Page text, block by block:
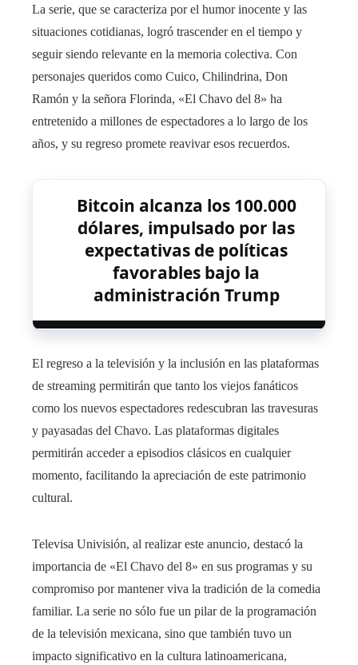
La serie, que se caracteriza por el humor inocente y las
situaciones cotidianas, logró trascender en el tiempo y
seguir siendo relevante en la memoria colectiva. Con
personajes queridos como Cuico, Chilindrina, Don
Ramón y la señora Florinda, «El Chavo del 8» ha
entretenido a millones de espectadores a lo largo de los
años, y su regreso promete reavivar esos recuerdos.
Bitcoin alcanza los 100.000
dólares, impulsado por las
expectativas de políticas
favorables bajo la
administración Trump
El regreso a la televisión y la inclusión en las plataformas
de streaming permitirán que tanto los viejos fanáticos
como los nuevos espectadores redescubran las travesuras
y payasadas del Chavo. Las plataformas digitales
permitirán acceder a episodios clásicos en cualquier
momento, facilitando la apreciación de este patrimonio
cultural.
Televisa Univisión, al realizar este anuncio, destacó la
importancia de «El Chavo del 8» en sus programas y su
compromiso por mantener viva la tradición de la comedia
familiar. La serie no sólo fue un pilar de la programación
de la televisión mexicana, sino que también tuvo un
impacto significativo en la cultura latinoamericana,